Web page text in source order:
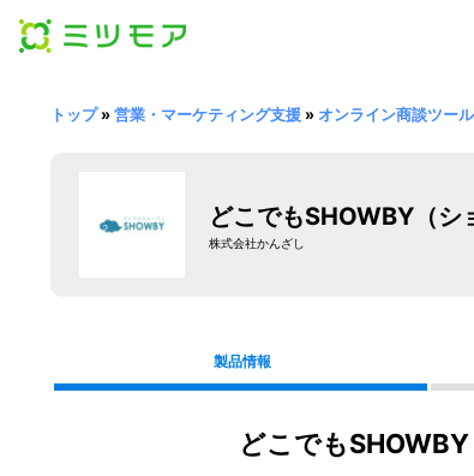
トップ»営業・マーケティング支援» オンライン商談ツー
どこでもSHOWBY（シ
株式会社かんざし
製品情報
どこでも